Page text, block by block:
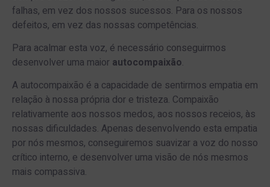
falhas, em vez dos nossos sucessos. Para os nossos
defeitos, em vez das nossas competências.
Para acalmar esta voz, é necessário conseguirmos
desenvolver uma maior autocompaixão.
A autocompaixão é a capacidade de sentirmos empatia em
relação à nossa própria dor e tristeza. Compaixão
relativamente aos nossos medos, aos nossos receios, às
nossas dificuldades. Apenas desenvolvendo esta empatia
por nós mesmos, conseguiremos suavizar a voz do nosso
crítico interno, e desenvolver uma visão de nós mesmos
mais compassiva.